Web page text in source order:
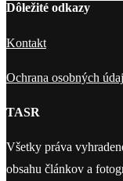
Dôležité odkazy
Kontakt
Ochrana osobných
TASR
Všetky práva
obsahu článkov a